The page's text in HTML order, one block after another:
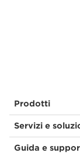
Prodotti
Servizi e
Guida e